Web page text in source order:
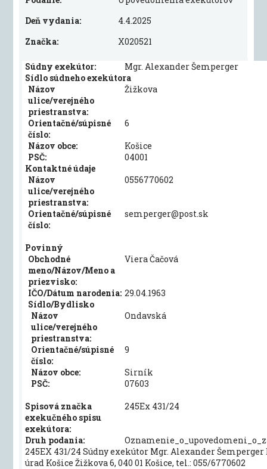
Deň vydania:
4.4.2025
Značka:
X020521
Súdny exekútor:
Mgr. Alexander Šemperger
Sídlo súdneho exekútora
Názov
ulice/verejného
priestranstva:
Žižkova
Orientačné/súpisné
číslo:
6
Názov obce:
Košice
PSČ:
04001
Kontaktné údaje
Názov
ulice/verejného
priestranstva:
0556770602
Orientačné/súpisné
číslo:
semperger@post.sk
Povinný
Obchodné
meno/Názov/Meno a
priezvisko:
Viera Čačová
IČO/Dátum narodenia: 29.04.1963
Sídlo/Bydlisko
Názov
ulice/verejného
priestranstva:
Ondavská
Orientačné/súpisné
číslo:
9
Názov obce:
Sirník
PSČ:
07603
Spisová značka
exekučného spisu
exekútora:
245Ex 431/24
Druh podania:
245EX 431/24 Súdny exekútor Mgr. Alexander
úrad Košice Žižkova 6, 040 01 Košice, tel.: 055/6770602